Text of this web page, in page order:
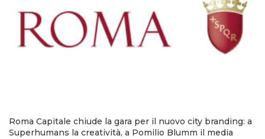
Roma Capitale chiude la gara per il nuovo city branding: a
Superhumans la creatività, a Pomilio Blumm il media